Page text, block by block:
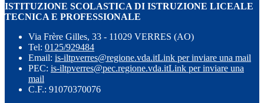
ISTITUZIONE SCOLASTICA DI ISTRUZIONE LICEALE
TECNICA E PROFESSIONALE
Via Frère Gilles, 33 - 11029 VERRES (AO)
Tel: 0125/929484
Email: is-iltpverres@regione.vda.itLink per inviare una mail
PEC: is-iltpverres@pec.regione.vda.itLink per inviare una
mail
C.F.: 91070370076